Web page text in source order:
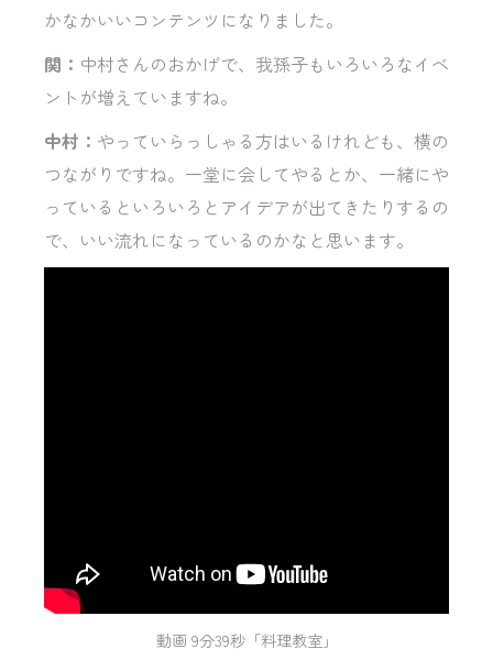
かなかいいコンテンツになりました。
関： 中村さんのおかげで、我孫子もいろいろなイベ
ントが増えていますね。
中村： やっていらっしゃる方はいるけれども、横の
つながりですね。一堂に会してやるとか、一緒にや
っているといろいろとアイデアが出てきたりするの
で、いい流れになっているのかなと思います。
動画 9分39秒「料理教室」